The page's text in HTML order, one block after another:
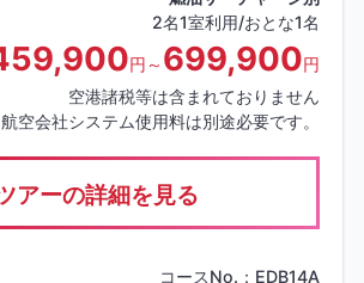
2名1室利用/おとな1名
円～ 699,900円
空港諸税等は含まれておりません
航空会社システム使用料は別途必要です。
アーの詳細を見る
コースNo.：EDB14A